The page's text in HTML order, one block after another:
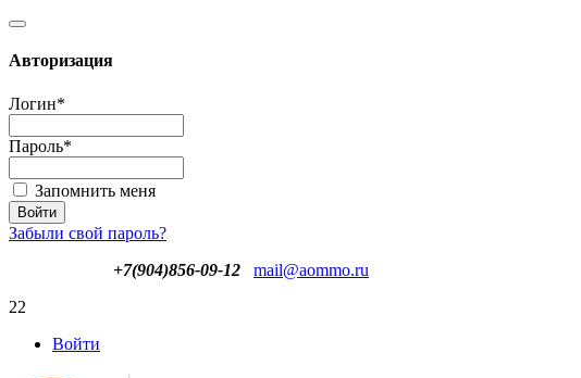
Авторизация
Логин*
Пароль*
Запомнить меня
Забыли свой пароль?
+7(904)856-09-12
mail@aommo.ru
22
Войти